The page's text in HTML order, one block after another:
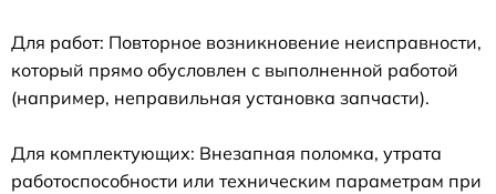
Для работ: Повторное возникновение неисправности,
который прямо обусловлен с выполненной работой
(например, неправильная установка запчасти).
Для комплектующих: Внезапная поломка, утрата
работоспособности или техническим параметрам при